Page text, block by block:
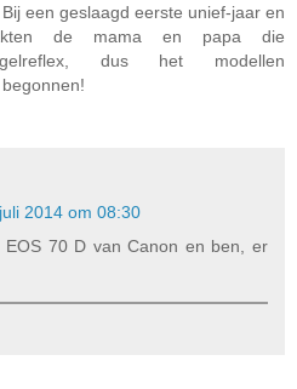
een geslaagd eerste unief-jaar en
de mama en papa die
dus het modellen
2014 om 08:30
70 D van Canon en ben, er